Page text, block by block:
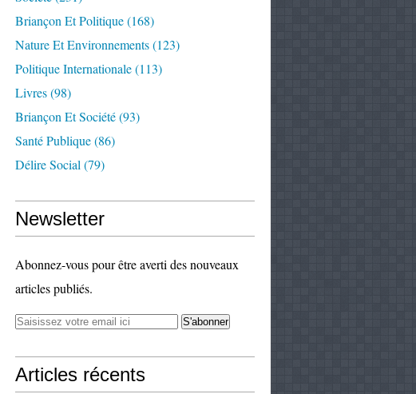
Briançon Et Politique(168)
Nature Et Environnements(123)
Politique Internationale(113)
Livres(98)
Briançon Et Société(93)
Santé Publique(86)
Délire Social (79)
Newsletter
Abonnez-vous pour être averti des nouveaux
articles publiés.
Articles récents